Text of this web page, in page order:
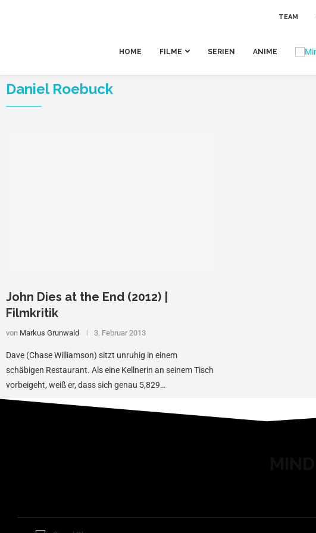
TEAM
HOME FILME SERIEN ANIME
Daniel Roebuck
John Dies at the End (2012) |
Filmkritik
von Markus Grunwald 3. Februar 2013
Dave (Chase Williamson) sitzt unruhig in einem
schäbigen Restaurant. Als eine Kellnerin an seinem Tisch
vorbeigeht, weiß er, dass sich genau 5,829…